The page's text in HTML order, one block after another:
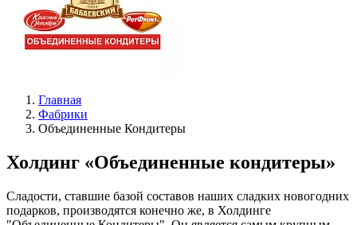
Главная
Фабрики
Объединенные Кондитеры
Холдинг «Объединенные кондитеры»
Сладости, ставшие базой составов наших сладких новогодних
подарков, производятся конечно же, в Холдинге